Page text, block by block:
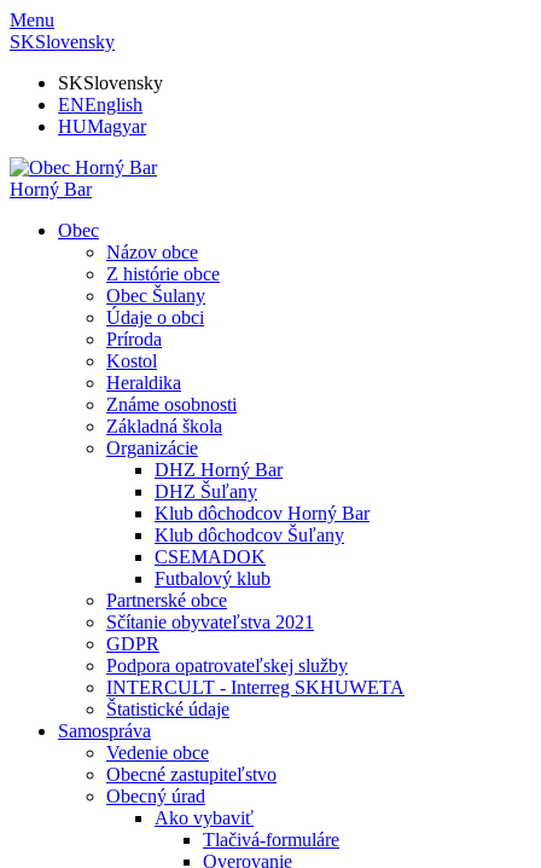
Menu
SKSlovensky
SKSlovensky
ENEnglish
HUMagyar
Horný Bar
Obec
Názov obce
Z histórie obce
Obec Šulany
Údaje o obci
Príroda
Kostol
Heraldika
Známe osobnosti
Základná škola
Organizácie
DHZ Horný Bar
DHZ Šuľany
Klub dôchodcov Horný Bar
Klub dôchodcov Šuľany
CSEMADOK
Futbalový klub
Partnerské obce
Sčítanie obyvateľstva 2021
GDPR
Podpora opatrovateľskej služby
INTERCULT - Interreg SKHUWETA
Štatistické údaje
Samospráva
Vedenie obce
Obecné zastupiteľstvo
Obecný úrad
Ako vybaviť
Tlačivá-formuláre
Overovanie